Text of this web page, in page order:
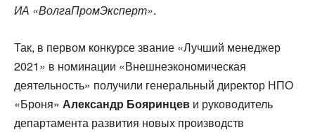
ИА «ВолгаПромЭксперт».
Так, в первом конкурсе звание «Лучший менеджер
2021» в номинации «Внешнеэкономическая
деятельность» получили генеральный директор НПО
«Броня» Александр Бояринцев и руководитель
департамента развития новых производств